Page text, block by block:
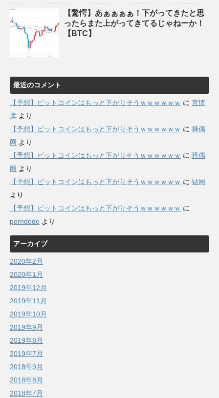
【驚愕】あぁぁぁぁ！下がってきたと思
ったらまた上がってきてるじゃねーか！
【BTC】
最近のコメント
【予想】ビットコインはもっと下がりそうｗｗｗｗｗｗ に 言情
库 より
【予想】ビットコインはもっと下がりそうｗｗｗｗｗｗ に 择偶
网 より
【予想】ビットコインはもっと下がりそうｗｗｗｗｗｗ に 择偶
网 より
【予想】ビットコインはもっと下がりそうｗｗｗｗｗｗ に 钻网
より
【予想】ビットコインはもっと下がりそうｗｗｗｗｗｗ に
porndodo より
アーカイブ
2020年2月
2020年1月
2019年12月
2019年11月
2019年10月
2019年9月
2019年8月
2019年7月
2018年9月
2018年8月
2018年7月